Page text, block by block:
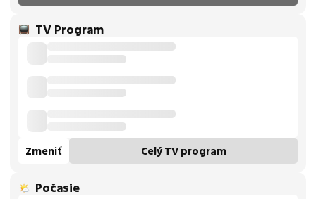
TV Program
Zmeniť Celý TV program
Počasie